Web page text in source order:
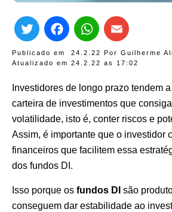
Publicado em 24.2.22 Por Guilherme
Atualizado em 24.2.22 as 17:02
TwitterFacebook
Investidores de longo prazo tendem
carteira de investimentos que
volatilidade, isto é, conter riscos e
Assim, é importante que o investidor
financeiros que facilitem essa
dos fundos DI.
Isso porque os fundos DI são
conseguem dar estabilidade ao